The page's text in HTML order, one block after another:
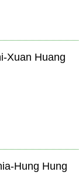
Xuan Huang
Hung Hung